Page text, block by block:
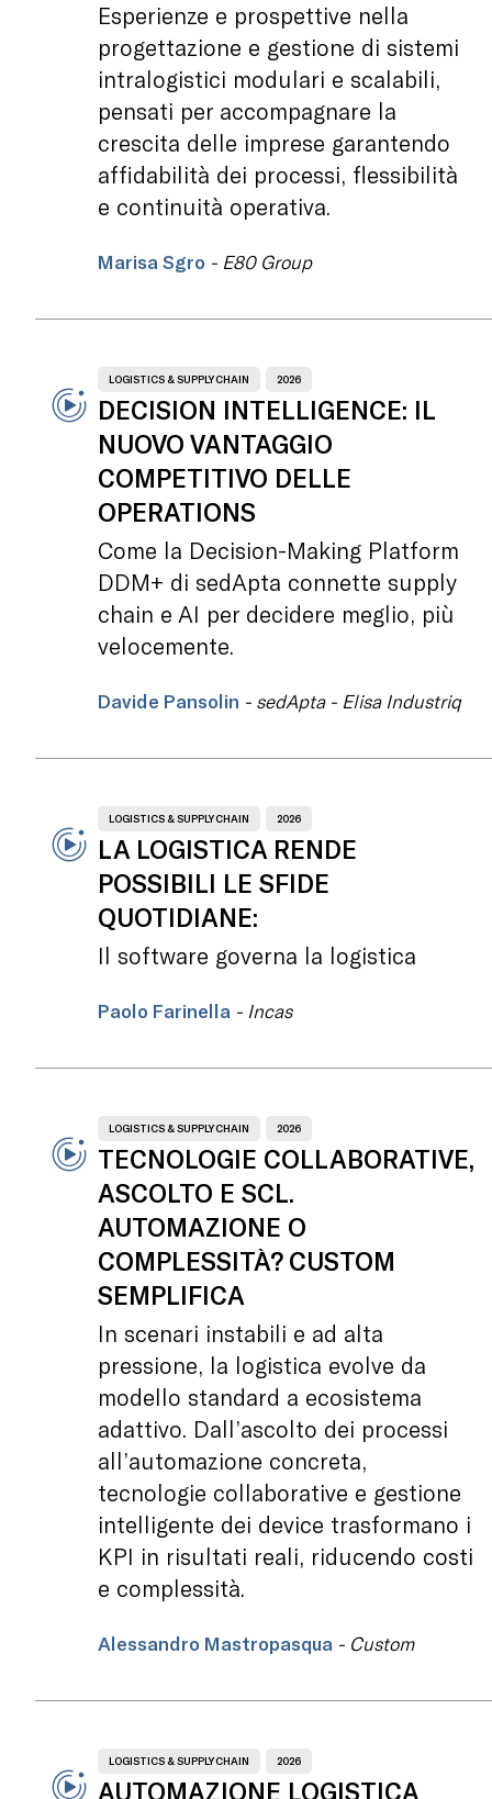
Esperienze e prospettive nella
progettazione e gestione di sistemi
intralogistici modulari e scalabili,
pensati per accompagnare la
crescita delle imprese garantendo
affidabilità dei processi, flessibilità
e continuità operativa.
Marisa Sgro - E80 Group
LOGISTICS & SUPPLY CHAIN 2026
DECISION INTELLIGENCE: IL
NUOVO VANTAGGIO
COMPETITIVO DELLE
OPERATIONS
Come la Decision-Making Platform
DDM+ di sedApta connette supply
chain e AI per decidere meglio, più
velocemente.
Davide Pansolin - sedApta - Elisa Industriq
LOGISTICS & SUPPLY CHAIN 2026
LA LOGISTICA RENDE
POSSIBILI LE SFIDE
QUOTIDIANE:
Il software governa la logistica
Paolo Farinella - Incas
LOGISTICS & SUPPLY CHAIN 2026
TECNOLOGIE COLLABORATIVE,
ASCOLTO E SCL.
AUTOMAZIONE O
COMPLESSITÀ? CUSTOM
SEMPLIFICA
In scenari instabili e ad alta
pressione, la logistica evolve da
modello standard a ecosistema
adattivo. Dall’ascolto dei processi
all’automazione concreta,
tecnologie collaborative e gestione
intelligente dei device trasformano i
KPI in risultati reali, riducendo costi
e complessità.
Alessandro Mastropasqua - Custom
LOGISTICS & SUPPLY CHAIN 2026
AUTOMAZIONE LOGISTICA